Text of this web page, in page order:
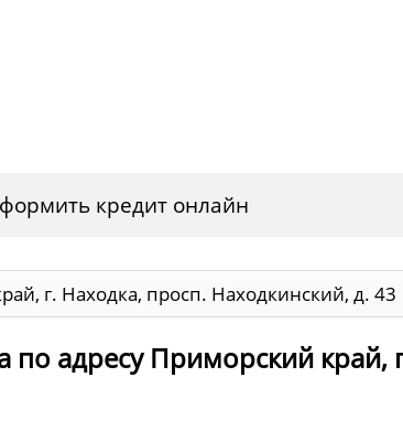
кредит онлайн
г. Находка, просп. Находкинский, д. 43
по адресу Приморский край,